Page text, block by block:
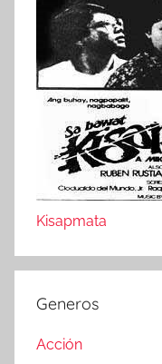
Kisapmata
Generos
Acción